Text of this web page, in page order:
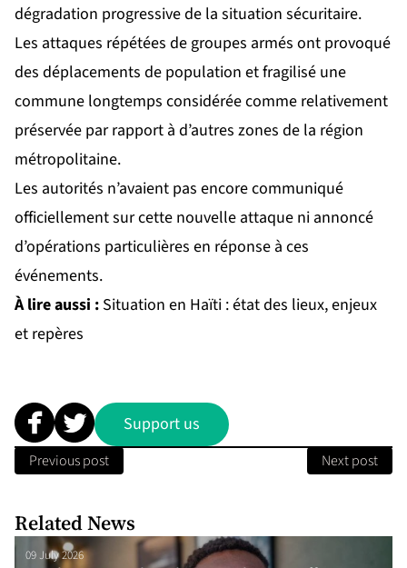
dégradation progressive de la situation sécuritaire.
Les attaques répétées de groupes armés ont provoqué
des déplacements de population et fragilisé une
commune longtemps considérée comme relativement
préservée par rapport à d’autres zones de la région
métropolitaine.
Les autorités n’avaient pas encore communiqué
officiellement sur cette nouvelle attaque ni annoncé
d’opérations particulières en réponse à ces
événements.
À lire aussi : Situation en Haïti : état des lieux, enjeux
et repères
Support us
Previous post Next post
Related News
09 July 2026